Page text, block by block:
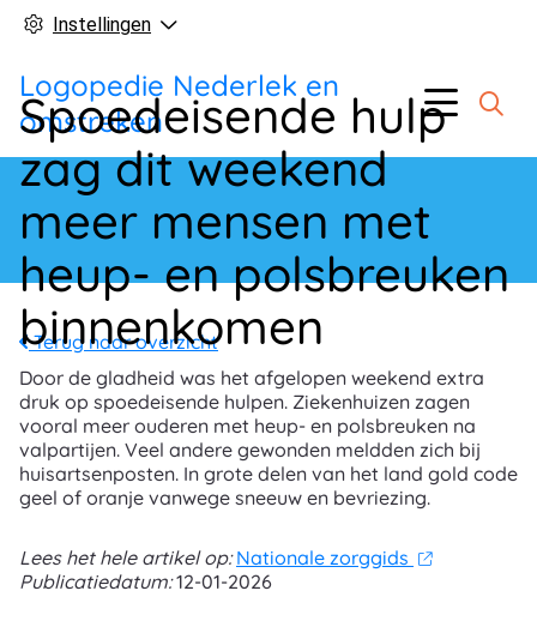
Instellingen
Logopedie Nederlek en
omstreken
Menu
Terug naar overzicht
Spoedeisende hulp
zag dit weekend
meer mensen met
heup- en polsbreuken
binnenkomen
Door de gladheid was het afgelopen weekend extra
druk op spoedeisende hulpen. Ziekenhuizen zagen
vooral meer ouderen met heup- en polsbreuken na
valpartijen. Veel andere gewonden meldden zich bij
huisartsenposten. In grote delen van het land gold code
geel of oranje vanwege sneeuw en bevriezing.
Lees het hele artikel op: Nationale zorggids
Publicatiedatum:12-01-2026